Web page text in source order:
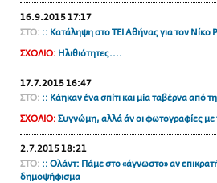
LIFOLAND
CITY GUIDE
ΑΜΠΑ
PRINT
16.9.2015 17:17
ΣΤΟ: :: Κατάληψη στο ΤΕΙ Αθήνας για τον Νίκο
ΣΧΟΛΙΟ: Ηλιθιότητες....
17.7.2015 16:47
ΣΤΟ: :: Κάηκαν ένα σπίτι και μία ταβέρνα από
ΣΧΟΛΙΟ: Συγνώμη, αλλά άν οι φωτογραφίες
2.7.2015 18:21
ΣΤΟ: :: Ολάντ: Πάμε στο «άγνωστο» αν
δημοψήφισμα